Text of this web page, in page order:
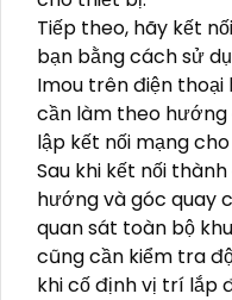
Tiếp theo, hãy kết
bạn bằng cách sử
Imou trên điện thoại
cần làm theo
lập kết nối mạng
Sau khi kết nối
hướng và góc quay
quan sát toàn bộ
cũng cần kiểm tra
khi cố định vị trí lắp